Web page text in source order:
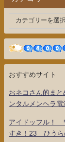
おすすめサイト
おネコさん的ま
ンタルメンヘラ
アイドッフル！
すき！23 ひうら